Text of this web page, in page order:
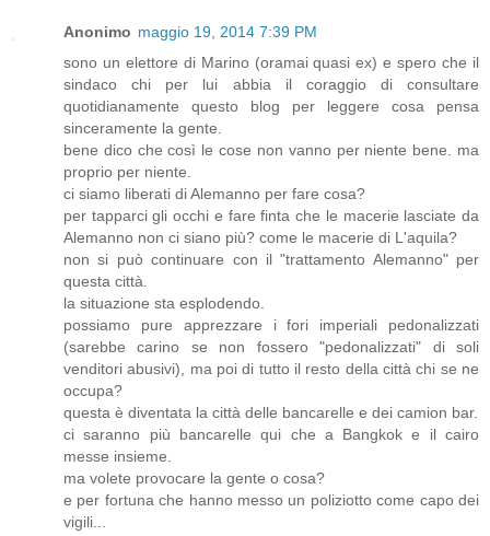
Anonimo maggio 19, 2014 7:39 PM
sono un elettore di Marino (oramai quasi ex) e spero che il
sindaco chi per lui abbia il coraggio di consultare
quotidianamente questo blog per leggere cosa pensa
sinceramente la gente.
bene dico che così le cose non vanno per niente bene. ma
proprio per niente.
ci siamo liberati di Alemanno per fare cosa?
per tapparci gli occhi e fare finta che le macerie lasciate da
Alemanno non ci siano più? come le macerie di L'aquila?
non si può continuare con il "trattamento Alemanno" per
questa città.
la situazione sta esplodendo.
possiamo pure apprezzare i fori imperiali pedonalizzati
(sarebbe carino se non fossero "pedonalizzati" di soli
venditori abusivi), ma poi di tutto il resto della città chi se ne
occupa?
questa è diventata la città delle bancarelle e dei camion bar.
ci saranno più bancarelle qui che a Bangkok e il cairo
messe insieme.
ma volete provocare la gente o cosa?
e per fortuna che hanno messo un poliziotto come capo dei
vigili...